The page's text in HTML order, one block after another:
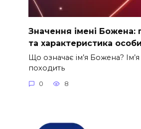
Значення імені Божена:
та характеристика
Що означає ім’я Божена?
походить
0 8